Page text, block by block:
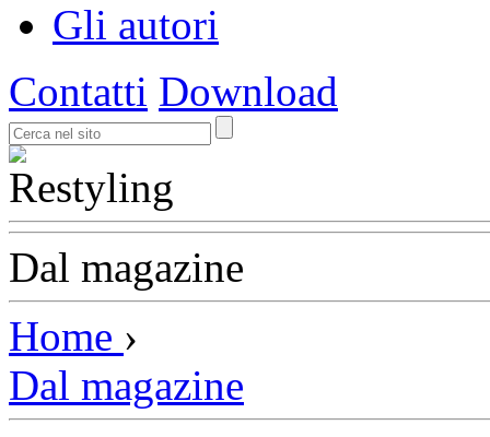
Gli autori
Contatti Download
Dal magazine
Home ›
Dal magazine